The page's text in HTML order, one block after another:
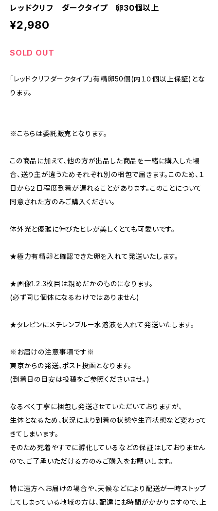
レッドクリフ ダークタイプ 卵30個以上
¥2,980
SOLD OUT
「レッドクリフダークタイプ」有精卵50個(内１０個以上保証)とな
ります。
※こちらは委託販売となります。
この商品に加えて、他の方が出品した商品を一緒に購入した場
合、送り主が違うためそれぞれ別の梱包で届きます。このため、１
日から２日程度到着が遅れることがあります。このことについて
同意された方のみご購入ください。
体外光と優雅に伸びたヒレが美しくとても可愛いです。
★極力有精卵と確認できた卵を入れて発送いたします。
★画像1.2.3枚目は親めだかのものになります。
(必ず同じ個体になるわけではありません)
★タレビンにメチレンブルー水溶液を入れて発送いたします。
※お届けの注意事項です※
東京からの発送、ポスト投函となります。
(到着日の目安は投稿をご参照くださいませ。)
なるべく丁寧に梱包し発送させていただいておりますが、
生体となるため、状況により到着の状態や生育状態など変わって
きてしまいます。
そのため死着やすでに孵化しているなどの保証はしておりません
ので、ご了承いただける方のみご購入をお願いします。
特に遠方へお届けの場合や、天候などにより配送が一時ストップ
してしまっている地域の方は、配達にお時間がかかりますので、上